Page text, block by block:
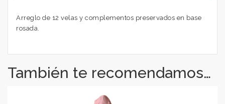
Arreglo de 12 velas y complementos preservados en base
rosada.
También te recomendamos…